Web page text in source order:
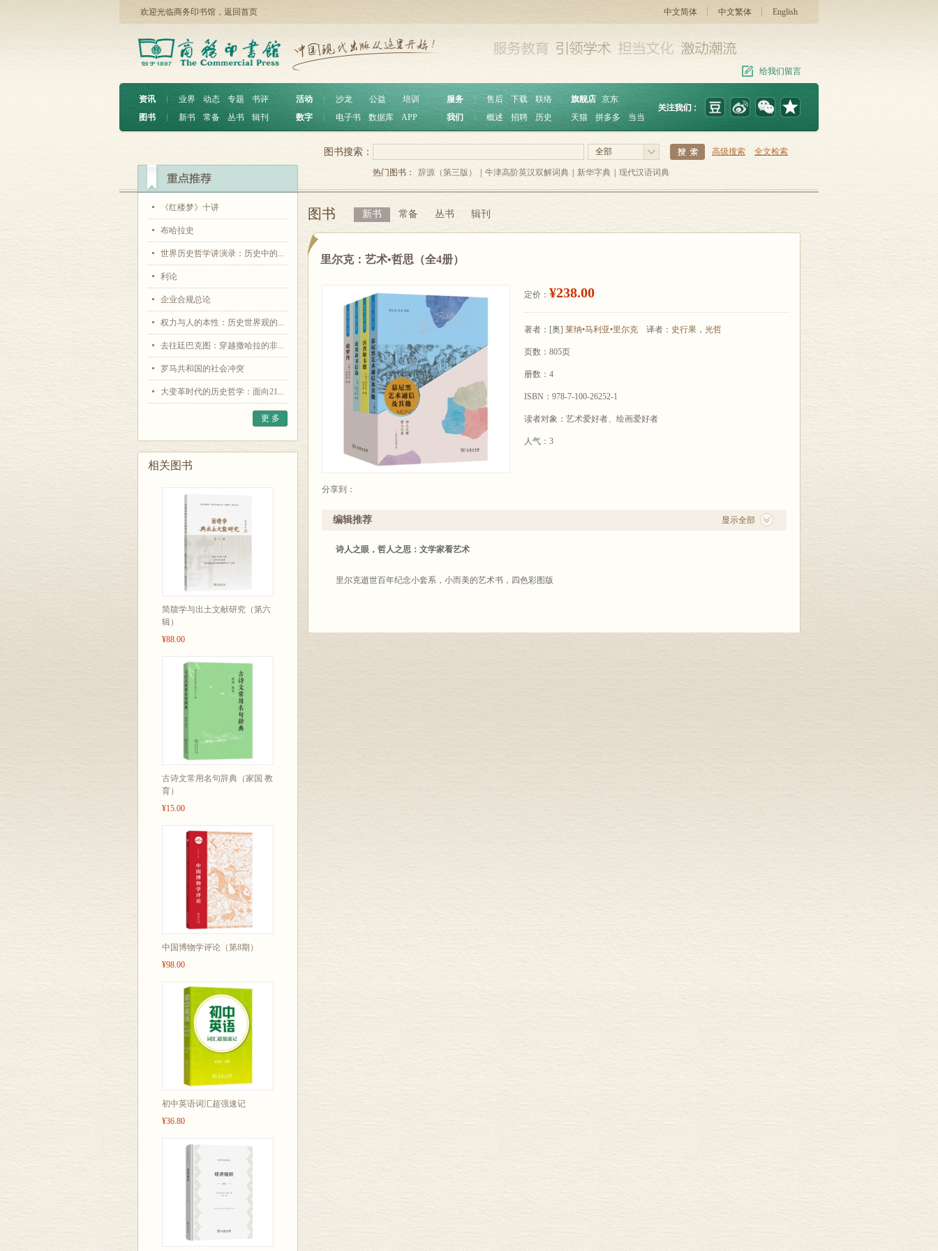
欢迎光临商务印书馆， 返回首页 中文简体 中文繁体 English
给我们留言
资讯 ︱ 业界 动态 专题
书评
图书
︱ 新书 常备 丛书 辑刊
活动 沙龙 公益
培训
数字
电子书 数据库 APP
服务 ︱ 售后 下载
联络
我们
概述 招聘 历史
旗舰店 京东
天猫
拼多多 当当
《红楼梦》十讲
布哈拉史
世界历史哲学讲演录：历史中的...
利论
企业合规总论
权力与人的本性：历史世界观的...
去往廷巴克图：穿越撒哈拉的非...
罗马共和国的社会冲突
大变革时代的历史哲学：面向21...
更 多
相关图书
简牍学与出土文献研究（第六
辑）
¥88.00
古诗文常用名句辞典（家国 教
育）
¥15.00
中国博物学评论（第8期）
¥98.00
初中英语词汇超强速记
¥36.80
全部 高级搜索 全文检索
图书搜索：
热门图书： 辞源（第三版） 牛津高阶英汉双解词典 新华字典 现代汉语词典
图书 新书 常备 丛书 辑刊
里尔克：艺术•哲思（全4册）
分享到：
定价： ¥238.00
著者： [奥] 莱纳•马利亚•里尔克 译者： 史行果 ， 光哲
页数：805页
册数：4
ISBN：978-7-100-26252-1
读者对象：艺术爱好者、绘画爱好者
人气：3
显示全部
编辑推荐
诗人之眼，哲人之思：文学家看艺术
里尔克逝世百年纪念小套系，小而美的艺术书，四色彩图版